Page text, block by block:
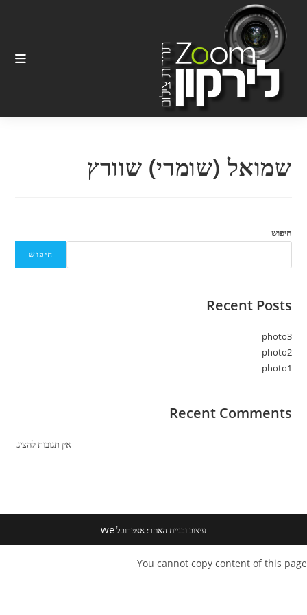
content
שמואל (שומרי) שוורץ
חיפוש
חיפוש
Recent Posts
photo3
photo2
photo1
Recent Comments
אין תגובות להציג.
עיצוב ובניית האתר: אצטרובלwe
You cannot copy content of this page